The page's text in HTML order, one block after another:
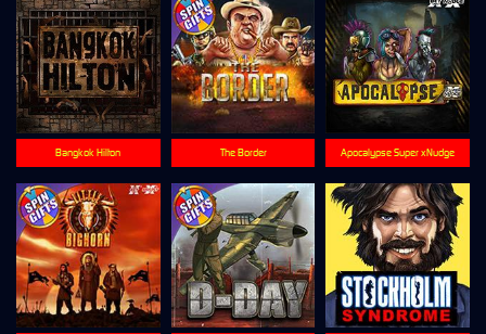
Apocalypse Super xNudge
Bangkok Hilton The Border